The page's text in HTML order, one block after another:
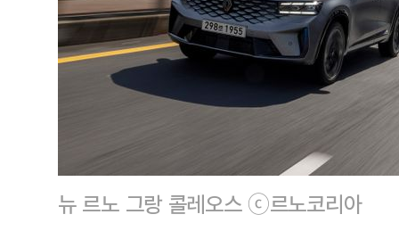
뉴 르노 그랑 콜레오스 ⓒ르노코리아